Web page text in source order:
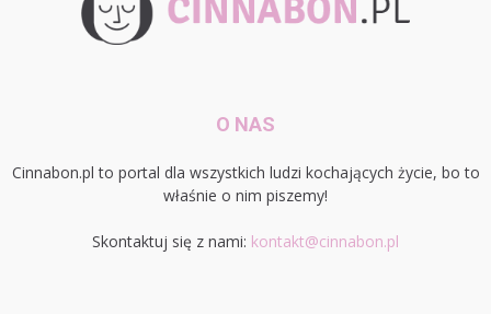
O NAS
Cinnabon.pl to portal dla wszystkich ludzi kochających życie, bo to
właśnie o nim piszemy!
Skontaktuj się z nami: kontakt@cinnabon.pl